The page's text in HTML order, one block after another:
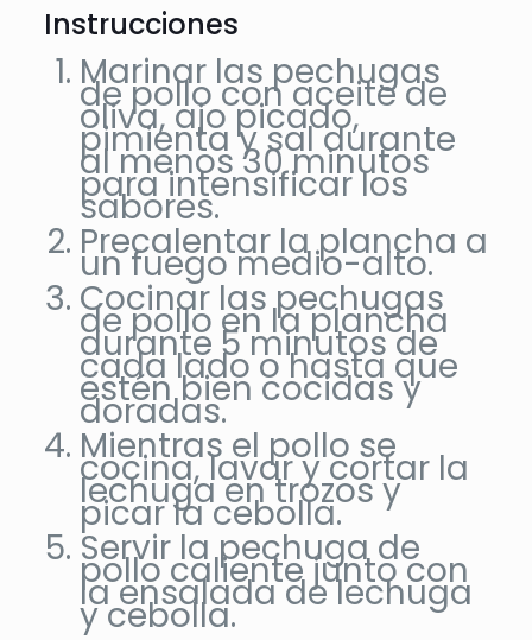
Instrucciones
Marinar las pechugas
de pollo con aceite de
oliva, ajo picado,
pimienta y sal durante
al menos 30 minutos
para intensificar los
sabores.
Precalentar la plancha a
un fuego medio-alto.
Cocinar las pechugas
de pollo en la plancha
durante 5 minutos de
cada lado o hasta que
estén bien cocidas y
doradas.
Mientras el pollo se
cocina, lavar y cortar la
lechuga en trozos y
picar la cebolla.
Servir la pechuga de
pollo caliente junto con
la ensalada de lechuga
y cebolla.